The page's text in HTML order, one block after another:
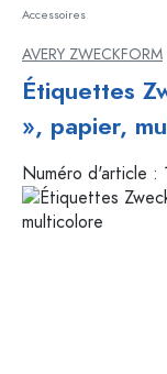
Accessoires
AVERY ZWECKFORM
Étiquettes
», papier,
Numéro d'article :